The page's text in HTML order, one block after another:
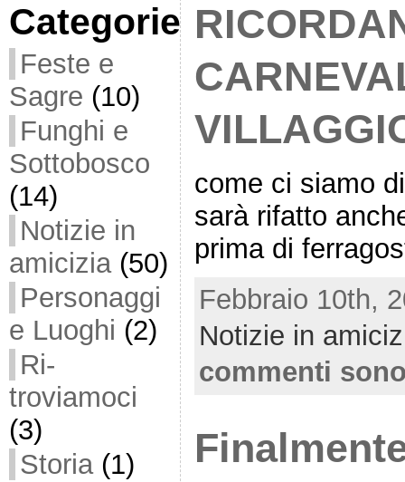
Categorie
Feste e
Sagre (10)
Funghi e
Sottobosco
(14)
Notizie in
amicizia(50)
Personaggi
e Luoghi (2)
Ri-
troviamoci
(3)
Storia(1)
come ci siamo
sarà rifatto
prima di
Febbraio 10th,
Notizie in
commenti